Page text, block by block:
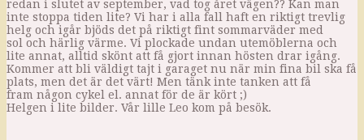
redan i slutet av september, vad tog året vägen?? Kan man
inte stoppa tiden lite? Vi har i alla fall haft en riktigt trevlig
helg och igår bjöds det på riktigt fint sommarväder med
sol och härlig värme. Vi plockade undan utemöblerna och
lite annat, alltid skönt att få gjort innan hösten drar igång.
Kommer att bli väldigt tajt i garaget nu när min fina bil ska få
plats, men det är det värt! Men tänk inte tanken att få
fram någon cykel el. annat för de är kört ;)
Helgen i lite bilder. Vår lille Leo kom på besök.